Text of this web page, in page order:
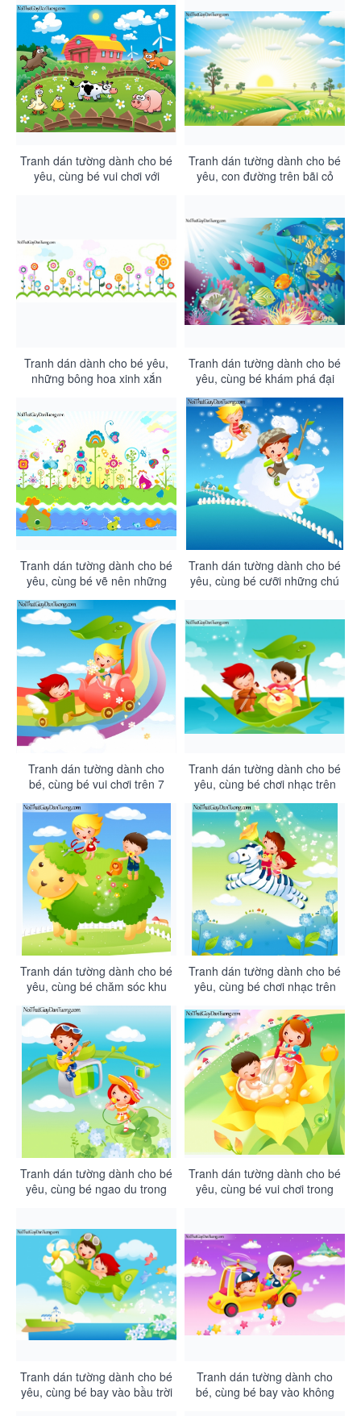
Tranh dán tường dành cho bé
yêu, cùng bé vui chơi với
Tranh dán tường dành cho bé
yêu, con đường trên bãi cỏ
Tranh dán dành cho bé yêu,
những bông hoa xinh xắn
Tranh dán tường dành cho bé
yêu, cùng bé khám phá đại
Tranh dán tường dành cho bé
yêu, cùng bé vẽ nên những
bức tranh kỳ thú DA4068
Tranh dán tường dành cho bé
yêu, cùng bé cưỡi những chú
Tranh dán tường dành cho
bé, cùng bé vui chơi trên 7
Tranh dán tường dành cho bé
yêu, cùng bé chơi nhạc trên
lặng DA4065
Tranh dán tường dành cho bé
yêu, cùng bé chăm sóc khu
vườn của mình trên những
chú lừa dễ thương DA4064
Tranh dán tường dành cho bé
yêu, cùng bé chơi nhạc trên
Tranh dán tường dành cho bé
yêu, cùng bé ngao du trong
Tranh dán tường dành cho bé
yêu, cùng bé vui chơi trong
Tranh dán tường dành cho bé
yêu, cùng bé bay vào bầu trời
Tranh dán tường dành cho
bé, cùng bé bay vào không